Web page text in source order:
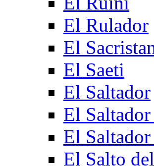
El Rulador
El
El Saeti
El Saltador
El
El
El Salto